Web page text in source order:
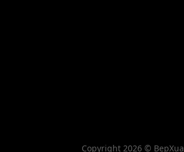
Copyright 2026 © BepXua